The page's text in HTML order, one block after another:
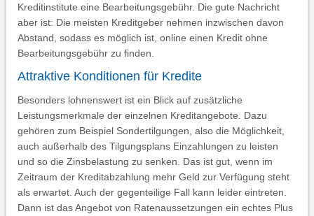
Kreditinstitute eine Bearbeitungsgebühr. Die gute Nachricht
aber ist: Die meisten Kreditgeber nehmen inzwischen davon
Abstand, sodass es möglich ist, online einen Kredit ohne
Bearbeitungsgebühr zu finden.
Attraktive Konditionen für Kredite
Besonders lohnenswert ist ein Blick auf zusätzliche
Leistungsmerkmale der einzelnen Kreditangebote. Dazu
gehören zum Beispiel Sondertilgungen, also die Möglichkeit,
auch außerhalb des Tilgungsplans Einzahlungen zu leisten
und so die Zinsbelastung zu senken. Das ist gut, wenn im
Zeitraum der Kreditabzahlung mehr Geld zur Verfügung steht
als erwartet. Auch der gegenteilige Fall kann leider eintreten.
Dann ist das Angebot von Ratenaussetzungen ein echtes Plus